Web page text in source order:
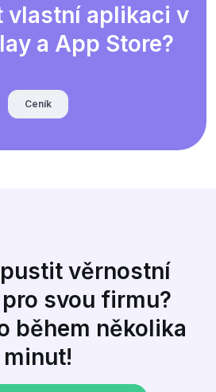
vlastní aplikaci v
a App Store?
Ceník
věrnostní
svou firmu?
během několika
minut!